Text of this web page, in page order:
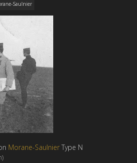
Saulnier
Morane-Saulnier Type N